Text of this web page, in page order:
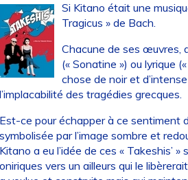
Si Kitano était une
Tragicus » de Bach.
Chacune de ses œuvres,
(« Sonatine ») ou lyrique
chose de noir et
des tragédies grecques.
ce pour échapper à ce sentiment
par l’image sombre et
a eu l’idée de ces « Takeshis’ »
vers un ailleurs qui le